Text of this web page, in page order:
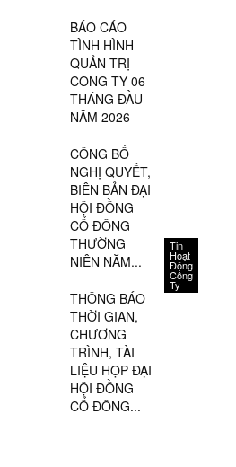
Tin
Hoạt
Động
Công
Ty
BÁO CÁO
TÌNH HÌNH
QUẢN TRỊ
CÔNG TY 06
THÁNG ĐẦU
NĂM 2026
CÔNG BỐ
NGHỊ QUYẾT,
BIÊN BẢN ĐẠI
HỘI ĐỒNG
CỔ ĐÔNG
THƯỜNG
NIÊN NĂM...
THÔNG BÁO
THỜI GIAN,
CHƯƠNG
TRÌNH, TÀI
LIỆU HỌP ĐẠI
HỘI ĐỒNG
CỔ ĐÔNG...